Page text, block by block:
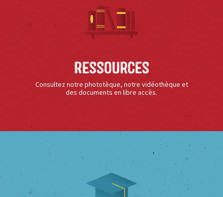
Ressources
Consultez notre phototèque, notre vidéothèque et
des documents en libre accès.